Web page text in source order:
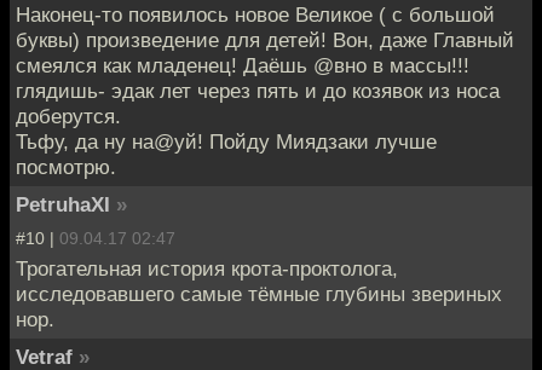
Наконец-то появилось новое Великое ( с большой
буквы) произведение для детей! Вон, даже Главный
смеялся как младенец! Даёшь @вно в массы!!!
глядишь- эдак лет через пять и до козявок из носа
доберутся.
Тьфу, да ну на@уй! Пойду Миядзаки лучше
посмотрю.
PetruhaXI »
#10 | 09.04.17 02:47
Трогательная история крота-проктолога,
исследовавшего самые тёмные глубины звериных
нор.
Vetraf »